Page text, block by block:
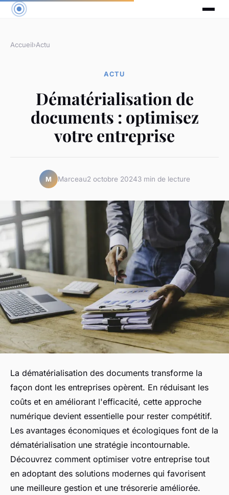
Accueil›Actu
ACTU
Dématérialisation de
documents : optimisez
votre entreprise
M Marceau2 octobre 20243 min de lecture
La dématérialisation des documents transforme la
façon dont les entreprises opèrent. En réduisant les
coûts et en améliorant l'efficacité, cette approche
numérique devient essentielle pour rester compétitif.
Les avantages économiques et écologiques font de la
dématérialisation une stratégie incontournable.
Découvrez comment optimiser votre entreprise tout
en adoptant des solutions modernes qui favorisent
une meilleure gestion et une trésorerie améliorée.